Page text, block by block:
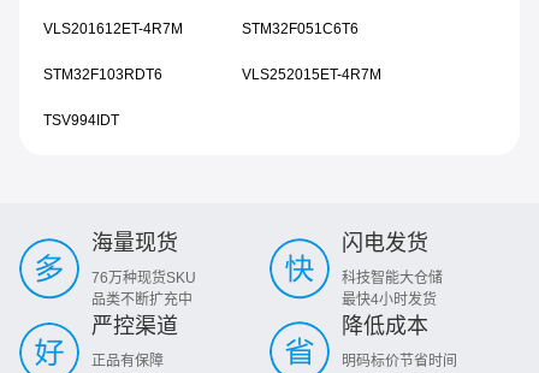
VLS201612ET-4R7M STM32F051C6T6
STM32F103RDT6 VLS252015ET-4R7M
TSV994IDT
海量现货
76万种现货SKU
品类不断扩充中
闪电发货
科技智能大仓储
最快4小时发货
严控渠道
正品有保障
降低成本
明码标价节省时间